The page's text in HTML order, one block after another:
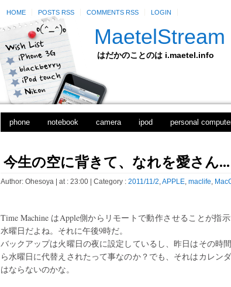
HOME POSTS RSS COMMENTS RSS LOGIN
MaetelStream
はだかのことのは i.maetel.info
phone notebook camera ipod personal
今生の空に背きて、なれを愛さん...
Author: Ohesoya| at : 23:00 | Category : 2011/11/2,APPLE, maclife,
Time Machine はApple側からリモートで動作させることが指
水曜日だよね。それに午後9時だ。
バックアップは火曜日の夜に設定しているし、昨日はその時
ら水曜日に代替えされたって事なのか？でも、それはカレン
はならないのかな。